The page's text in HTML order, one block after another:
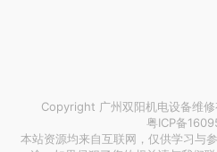
Copyright 广州双阳机电设备维
粤ICP备
本站资源均来自互联网，仅供学习与